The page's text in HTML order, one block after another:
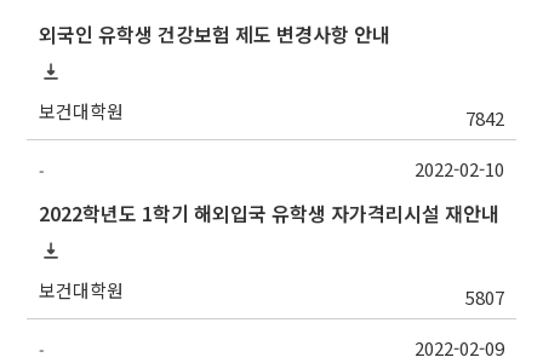
외국인 유학생 건강보험 제도 변경사항 안내
보건대학원 7842
-
2022학년도 1학기 해외입국 유학생 자가격리시설 재안내
보건대학원 5807
2022-02-10
- 2022-02-09